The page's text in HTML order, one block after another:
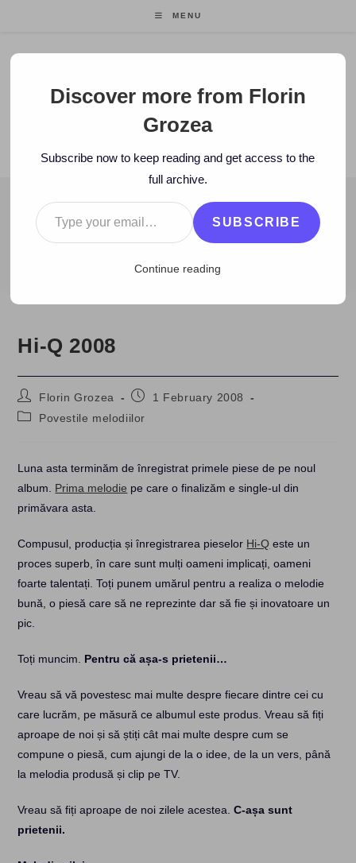
MENU
Florin Grozea
ENTREPRENEUR. FOUNDER/CEO MOCAPP.
BLOG
2008 > February > 1 > Povestile melodiilor > Hi-Q 2008
Hi-Q 2008
Post
author:
Florin Grozea
Post1 February 2008
PostPovestile melodiilor
Luna asta terminăm de înregistrat primele piese de pe noul
album. Prima melodie pe care o finalizăm e single-ul din
primăvara asta.
Compusul, producția și înregistrarea pieselor Hi-Q este un
proces superb, în care sunt mulți oameni implicați, oameni
foarte talentați. Toți punem umărul pentru a realiza o melodie
bună, o piesă care să ne reprezinte dar să fie și inovatoare un
pic.
Toți muncim. Pentru că așa-s prietenii…
Vreau să vă povestesc mai multe despre fiecare dintre cei cu
care lucrăm, pe măsură ce albumul este produs. Vreau să fiți
aproape de noi și să știți cât mai multe despre cum se
compune o piesă, cum ajungi de la o idee, de la un vers, până
la melodia produsă și clip pe TV.
Vreau să fiți aproape de noi zilele acestea.C-așa sunt
prietenii.
Discover more from Florin
Grozea
Subscribe now to keep reading and get access to the
full archive.
Type your email…
SUBSCRIBE
Continue reading